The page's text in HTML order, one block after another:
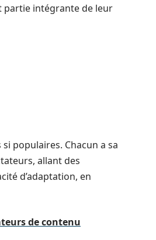
partie intégrante de leur
populaires. Chacun a sa
allant des
d’adaptation, en
de contenu